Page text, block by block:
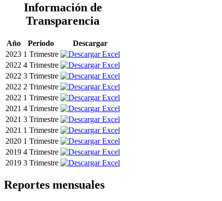
Información de
Transparencia
Año Periodo
Descargar
2023 1 Trimestre
2022 4 Trimestre
2022 3 Trimestre
2022 2 Trimestre
2022 1 Trimestre
2021 4 Trimestre
2021 3 Trimestre
2021 1 Trimestre
2020 1 Trimestre
2019 4 Trimestre
2019 3 Trimestre
Reportes mensuales